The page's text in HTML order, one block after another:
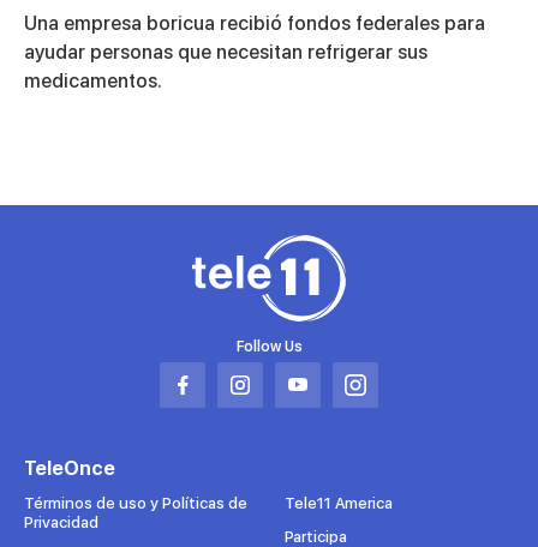
seconds
of
1
minute,
31
Una empresa boricua recibió fondos federales para
ayudar personas que necesitan refrigerar sus
medicamentos.
Follow Us
Abrir
pestaña
Abrir
pestaña
Abrir
pestaña
Abrir
pestaña
TeleOnce
Términos de uso y Políticas de
Privacidad
Tele11 America
Participa